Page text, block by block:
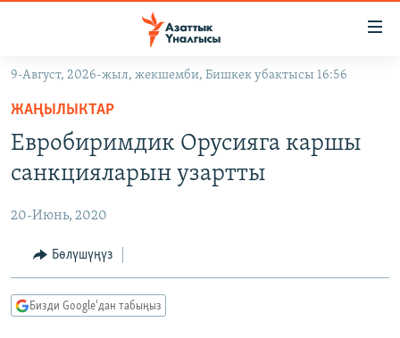
Навигацияга
өтүңүз
Издөөгө
салыңыз
КЫРГЫЗСТАН
КЫРГЫЗСТАН
ЭКОНОМИКА
МАДАНИЯТ
ДҮЙНӨ
БОРБОР АЗИЯ
АТАЙЫН ИЛИКТӨӨ
ТВ ПРОГРАММАЛАР
ЭКСПЕРТТЕР ТАЛДАЙТ
ӨЗГӨЧӨ ПИКИР
9-Август, 2026-жыл, жекшемби, Бишкек убактысы 16:56
ЖАҢЫЛЫКТАР
Евробиримдик Орусияга каршы
санкцияларын узартты
20-Июнь, 2020
Бөлүшүңүз
Бизди Google'дан табыңыз